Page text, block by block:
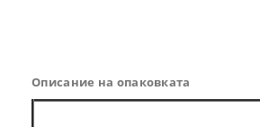
снимки
Описание на опаковката